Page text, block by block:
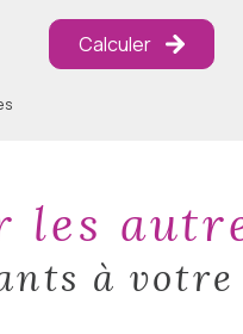
Calculer
les
à